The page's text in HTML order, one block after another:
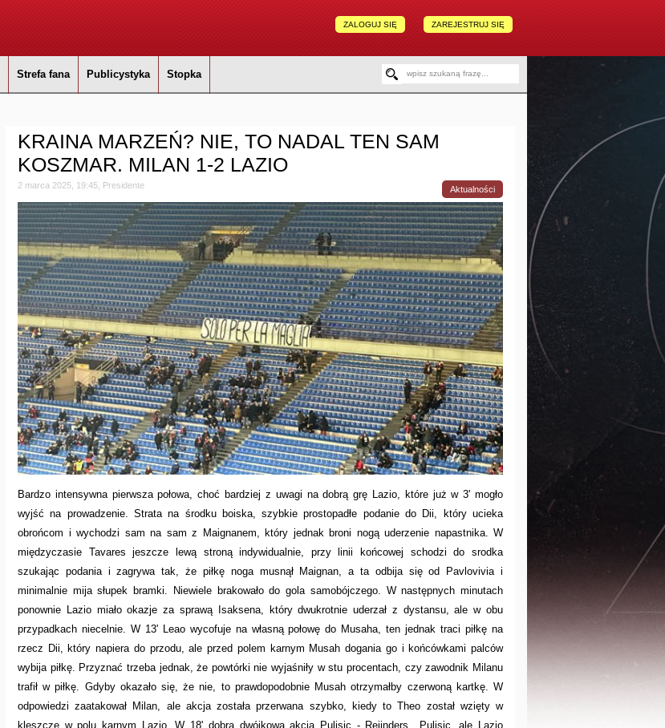
ZAREJESTRUJ SIĘ
ZALOGUJ SIĘ
Strefa fana Publicystyka Stopka
KRAINA MARZEŃ? NIE, TO NADAL TEN SAM
KOSZMAR. MILAN 1-2 LAZIO
2 marca 2025, 19:45, Presidente Aktualności
Bardzo intensywna pierwsza połowa, choć bardziej z uwagi na dobrą grę Lazio, które już w 3' mogło
wyjść na prowadzenie. Strata na środku boiska, szybkie prostopadłe podanie do Dii, który ucieka
obrońcom i wychodzi sam na sam z Maignanem, który jednak broni nogą uderzenie napastnika. W
międzyczasie Tavares jeszcze lewą stroną indywidualnie, przy linii końcowej schodzi do srodka
szukając podania i zagrywa tak, że piłkę noga musnął Maignan, a ta odbija się od Pavlovivia i
minimalnie mija słupek bramki. Niewiele brakowało do gola samobójczego. W następnych minutach
ponownie Lazio miało okazje za sprawą Isaksena, który dwukrotnie uderzał z dystansu, ale w obu
przypadkach niecelnie. W 13' Leao wycofuje na własną połowę do Musaha, ten jednak traci piłkę na
rzecz Dii, który napiera do przodu, ale przed polem karnym Musah dogania go i końcówkami palców
wybija piłkę. Przyznać trzeba jednak, że powtórki nie wyjaśniły w stu procentach, czy zawodnik Milanu
trafił w piłkę. Gdyby okazało się, że nie, to prawdopodobnie Musah otrzymałby czerwoną kartkę. W
odpowiedzi zaatakował Milan, ale akcja została przerwana szybko, kiedy to Theo został wzięty w
kleszcze w polu karnym Lazio. W 18' dobra dwójkowa akcja Pulisic - Reijnders Pulisic, ale Lazio